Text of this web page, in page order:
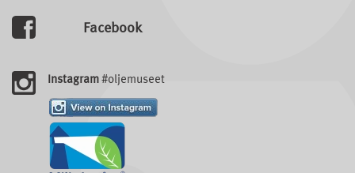
Facebook
Instagram#oljemuseet